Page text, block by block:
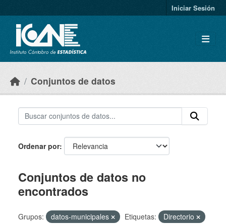
Iniciar Sesión
Conjuntos de datos
Ordenar por
Conjuntos de datos no
encontrados
Grupos: datos-municipales Etiquetas:
Directorio